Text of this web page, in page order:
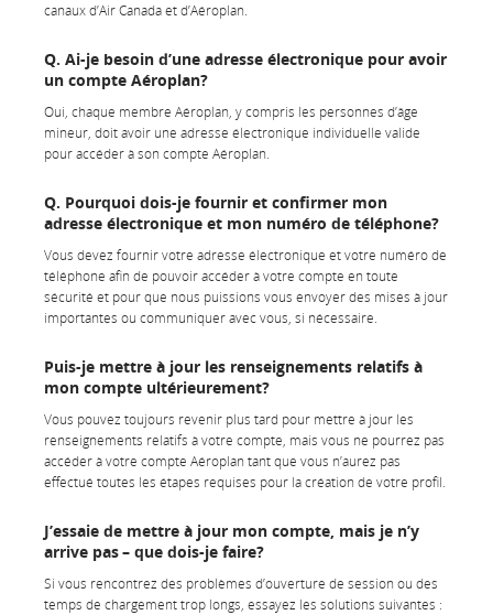
canaux d’Air Canada et d’Aéroplan.
Q. Ai-je besoin d’une adresse électronique pour avoir
un compte Aéroplan?
Oui, chaque membre Aéroplan, y compris les personnes d’âge
mineur, doit avoir une adresse électronique individuelle valide
pour accéder à son compte Aéroplan.
Q. Pourquoi dois-je fournir et confirmer mon
adresse électronique et mon numéro de téléphone?
Vous devez fournir votre adresse électronique et votre numéro de
téléphone afin de pouvoir accéder à votre compte en toute
sécurité et pour que nous puissions vous envoyer des mises à jour
importantes ou communiquer avec vous, si nécessaire.
Puis-je mettre à jour les renseignements relatifs à
mon compte ultérieurement?
Vous pouvez toujours revenir plus tard pour mettre à jour les
renseignements relatifs à votre compte, mais vous ne pourrez pas
accéder à votre compte Aéroplan tant que vous n’aurez pas
effectué toutes les étapes requises pour la création de votre profil.
J’essaie de mettre à jour mon compte, mais je n’y
arrive pas – que dois-je faire?
Si vous rencontrez des problèmes d’ouverture de session ou des
temps de chargement trop longs, essayez les solutions suivantes :